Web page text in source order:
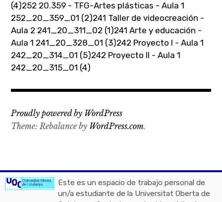
(4)252 20.359 - TFG-Artes plásticas - Aula 1
252_20_359_01 (2)241 Taller de videocreación -
Aula 2 241_20_311_02 (1)241 Arte y educación -
Aula 1 241_20_328_01 (3)242 Proyecto I - Aula 1
242_20_314_01 (5)242 Proyecto II - Aula 1
242_20_315_01 (4)
Proudly powered by WordPress
Theme: Rebalance by WordPress.com.
Este es un espacio de trabajo personal de
un/a estudiante de la Universitat Oberta de